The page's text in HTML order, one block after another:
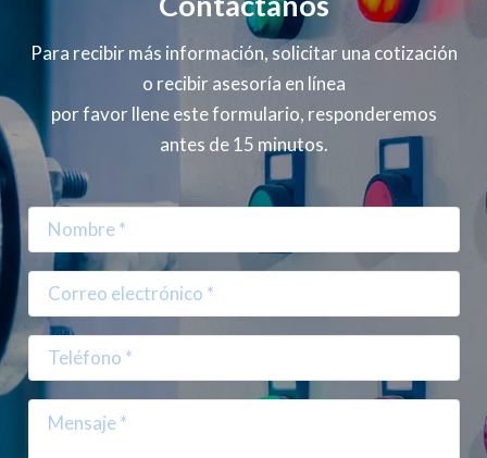
Para recibir más información, solicitar una cotización
o recibir asesoría en línea
por favor llene este formulario, responderemos
antes de 15 minutos.